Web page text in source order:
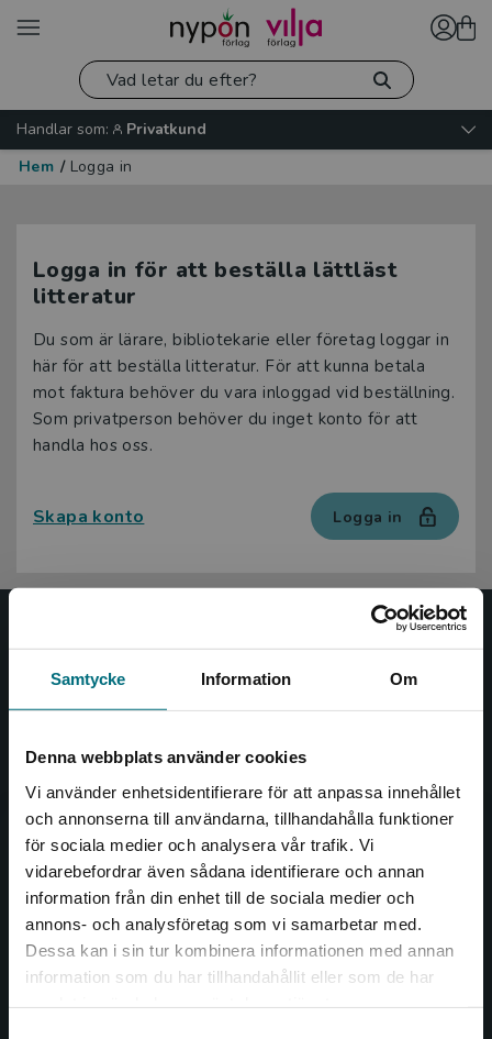
Samtycke Information Om
Denna webbplats använder cookies
Vi använder enhetsidentifierare för att anpassa innehållet
och annonserna till användarna, tillhandahålla funktioner
för sociala medier och analysera vår trafik. Vi
vidarebefordrar även sådana identifierare och annan
information från din enhet till de sociala medier och
annons- och analysföretag som vi samarbetar med.
Dessa kan i sin tur kombinera informationen med annan
information som du har tillhandahållit eller som de har
Begränsad fraktregion
Det verkar som att du besöker
Handlar som:
Privatkund
Hem / Logga in
Logga in för att beställa lättläst
litteratur
Du som är lärare, bibliotekarie eller företag loggar in
här för att beställa litteratur. För att kunna betala
mot faktura behöver du vara inloggad vid beställning.
Som privatperson behöver du inget konto för att
handla hos oss.
Skapa konto Logga in
Nypon och Vilja
Nypon och Vilja förlag ger ut böcker som väcker läslust
såväl barn som vuxna.
Nypon och Vilja förlag är en del av Studentlitteratur.
Kontakta oss
Kontakta oss
046-31 20 00
Box 141